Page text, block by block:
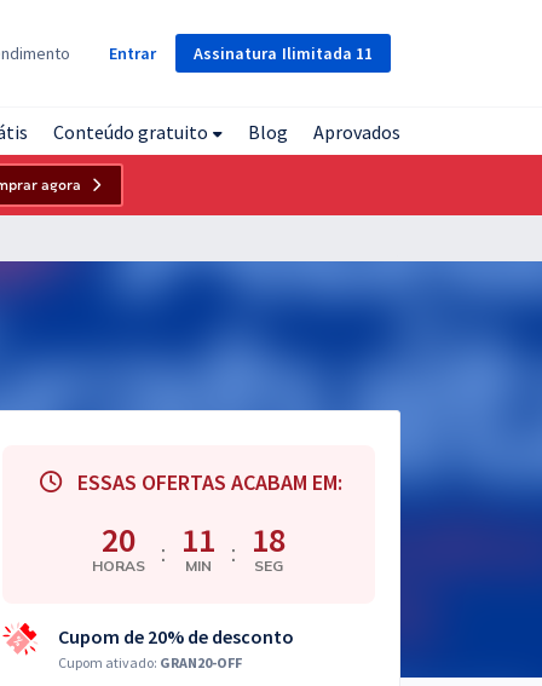
Assinatura Ilimitada 11
Entrar
Conteúdo gratuito Blog Aprovados
agora
ESSAS OFERTAS ACABAM EM:
20
HORAS : 11
MIN : 17
SEG
Cupom de 20% de desconto
Cupom ativado: GRAN20-OFF